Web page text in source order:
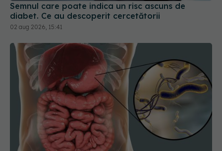
Semnul care poate indica un risc ascuns de
diabet. Ce au descoperit cercetătorii
02 aug 2026, 15:41